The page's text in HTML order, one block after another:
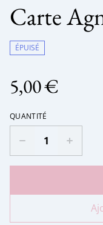
Carte
ÉPUISÉ
5,00 €
QUANTITÉ